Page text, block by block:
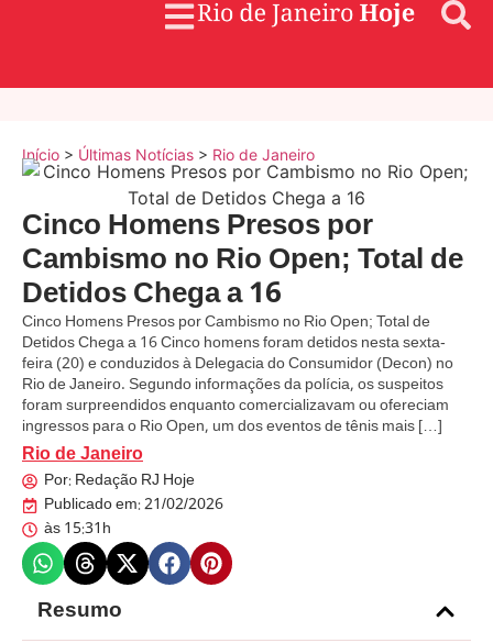
Início > Últimas Notícias > Rio de Janeiro
Cinco Homens Presos por
Cambismo no Rio Open; Total de
Detidos Chega a 16
Cinco Homens Presos por Cambismo no Rio Open; Total de
Detidos Chega a 16 Cinco homens foram detidos nesta sexta-
feira (20) e conduzidos à Delegacia do Consumidor (Decon) no
Rio de Janeiro. Segundo informações da polícia, os suspeitos
foram surpreendidos enquanto comercializavam ou ofereciam
ingressos para o Rio Open, um dos eventos de tênis mais […]
Rio de Janeiro
Por: Redação RJ Hoje
Publicado em:21/02/2026
às15:31h
Resumo